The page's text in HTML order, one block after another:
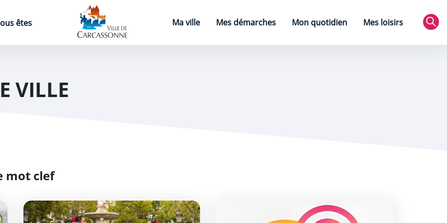
êtes
Page d'accueil
Ma ville
Mes démarches Mon quotidien
Mes loisirs
VILLE
mot clef
Agenda du centre-ville